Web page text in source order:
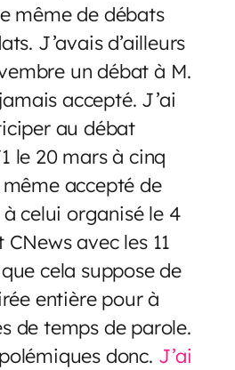
même de débats
J’avais d’ailleurs
un débat à M.
accepté. J’ai
au débat
le 20 mars à cinq
accepté de
celui organisé le 4
avec les 11
cela suppose de
entière pour à
de temps de parole.
donc. J’ai